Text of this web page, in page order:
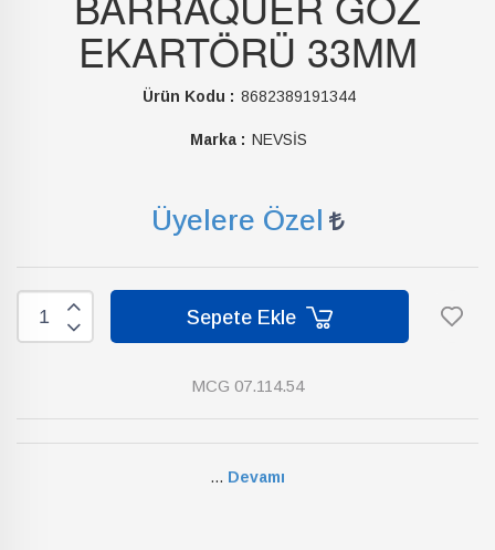
EKARTÖRÜ 33MM
Ürün Kodu : 8682389191344
Marka : NEVSİS
Üyelere Özel
Sepete Ekle
MCG 07.114.54
... Devamı